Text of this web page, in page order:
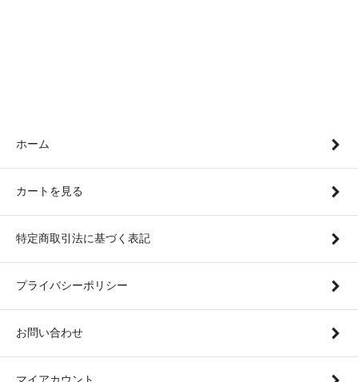
ホーム
カートを見る
特定商取引法に基づく表記
プライバシーポリシー
お問い合わせ
マイアカウント